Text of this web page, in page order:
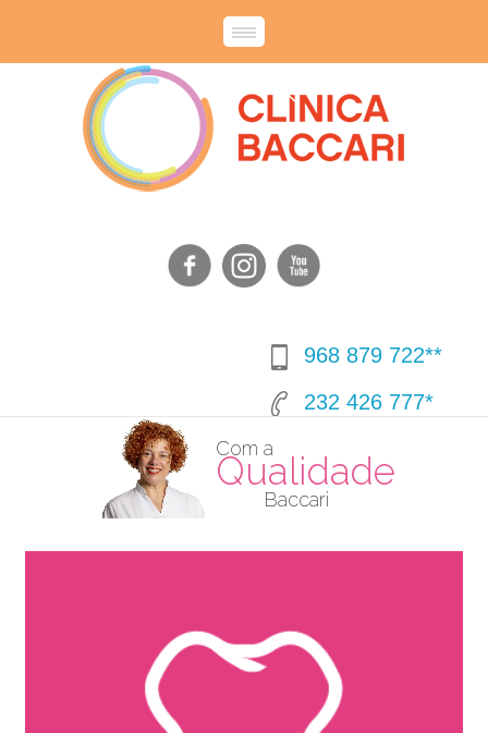
968 879 722**
232 426 777*
Com a
Qualidade
Baccari